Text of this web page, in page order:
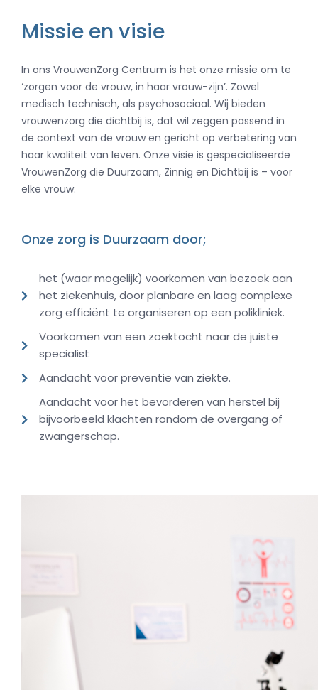
Missie en visie
In ons VrouwenZorg Centrum is het onze missie om te
‘zorgen voor de vrouw, in haar vrouw-zijn’. Zowel
medisch technisch, als psychosociaal. Wij bieden
vrouwenzorg die dichtbij is, dat wil zeggen passend in
de context van de vrouw en gericht op verbetering van
haar kwaliteit van leven. Onze visie is gespecialiseerde
VrouwenZorg die Duurzaam, Zinnig en Dichtbij is – voor
elke vrouw.
Onze zorg is Duurzaam door;
het (waar mogelijk) voorkomen van bezoek aan
het ziekenhuis, door planbare en laag complexe
zorg efficiënt te organiseren op een polikliniek.
Voorkomen van een zoektocht naar de juiste
specialist
Aandacht voor preventie van ziekte.
Aandacht voor het bevorderen van herstel bij
bijvoorbeeld klachten rondom de overgang of
zwangerschap.